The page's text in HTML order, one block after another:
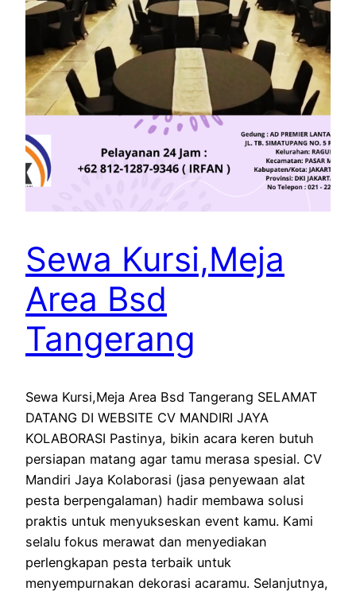
Sewa Kursi,Meja
Area Bsd
Tangerang
Sewa Kursi,Meja Area Bsd Tangerang SELAMAT
DATANG DI WEBSITE CV MANDIRI JAYA
KOLABORASI Pastinya, bikin acara keren butuh
persiapan matang agar tamu merasa spesial. CV
Mandiri Jaya Kolaborasi (jasa penyewaan alat
pesta berpengalaman) hadir membawa solusi
praktis untuk menyukseskan event kamu. Kami
selalu fokus merawat dan menyediakan
perlengkapan pesta terbaik untuk
menyempurnakan dekorasi acaramu. Selanjutnya,